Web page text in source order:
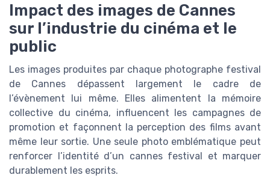
Impact des images de Cannes
sur l’industrie du cinéma et le
public
Les images produites par chaque photographe festival
de Cannes dépassent largement le cadre de
l’évènement lui même. Elles alimentent la mémoire
collective du cinéma, influencent les campagnes de
promotion et façonnent la perception des films avant
même leur sortie. Une seule photo emblématique peut
renforcer l’identité d’un cannes festival et marquer
durablement les esprits.